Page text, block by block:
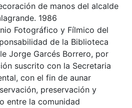
de manos del alcalde
1986
Fotográfico y Fílmico del
de la Biblioteca
Jorge Garcés Borrero, por
suscrito con la Secretaria
con el fin de aunar
preservación y
entre la comunidad